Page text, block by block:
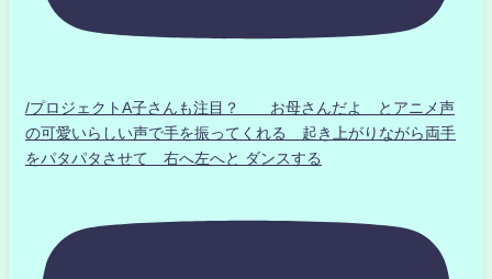
/プロジェクトA子さんも注目？ お母さんだよ とアニメ声
の可愛いらしい声で手を振ってくれる 起き上がりながら両手
をパタパタさせて 右へ左へと ダンスする